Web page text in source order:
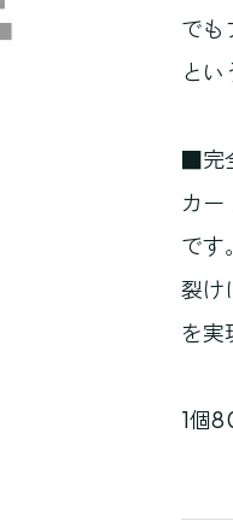
でも
とい
■完
カー
です。
裂け
を実
1個